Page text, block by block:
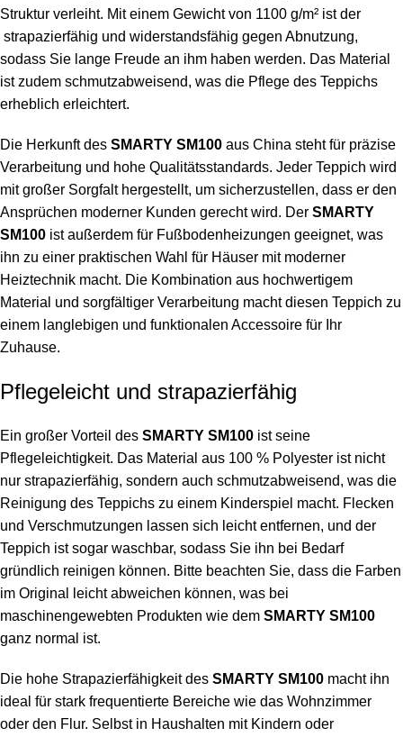
Struktur verleiht. Mit einem Gewicht von 1100 g/m² ist der
strapazierfähig und widerstandsfähig gegen Abnutzung,
sodass Sie lange Freude an ihm haben werden. Das Material
ist zudem schmutzabweisend, was die Pflege des Teppichs
erheblich erleichtert.
Die Herkunft des SMARTY SM100 aus China steht für präzise
Verarbeitung und hohe Qualitätsstandards. Jeder Teppich wird
mit großer Sorgfalt hergestellt, um sicherzustellen, dass er den
Ansprüchen moderner Kunden gerecht wird. Der SMARTY
SM100 ist außerdem für Fußbodenheizungen geeignet, was
ihn zu einer praktischen Wahl für Häuser mit moderner
Heiztechnik macht. Die Kombination aus hochwertigem
Material und sorgfältiger Verarbeitung macht diesen Teppich zu
einem langlebigen und funktionalen Accessoire für Ihr
Zuhause.
Pflegeleicht und strapazierfähig
Ein großer Vorteil des SMARTY SM100 ist seine
Pflegeleichtigkeit. Das Material aus 100 % Polyester ist nicht
nur strapazierfähig, sondern auch schmutzabweisend, was die
Reinigung des Teppichs zu einem Kinderspiel macht. Flecken
und Verschmutzungen lassen sich leicht entfernen, und der
Teppich ist sogar waschbar, sodass Sie ihn bei Bedarf
gründlich reinigen können. Bitte beachten Sie, dass die Farben
im Original leicht abweichen können, was bei
maschinengewebten Produkten wie dem SMARTY SM100
ganz normal ist.
Die hohe Strapazierfähigkeit des SMARTY SM100 macht ihn
ideal für stark frequentierte Bereiche wie das Wohnzimmer
oder den Flur. Selbst in Haushalten mit Kindern oder